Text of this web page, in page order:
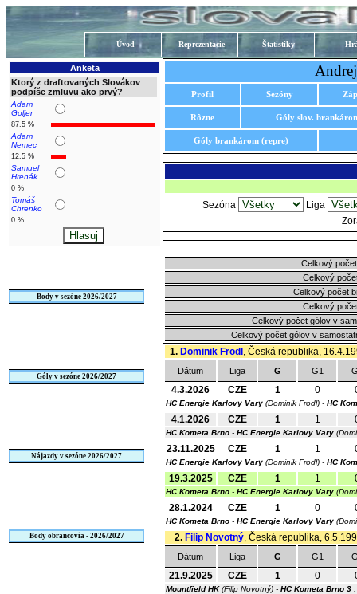
Úvod Reprezentácie Štatistiky
Anketa
Ktorý z draftovaných Slovákov
podpíše zmluvu ako prvý?
Adam
Goljer
87.5 %
Adam
Nemec
12.5 %
Samuel
Hrenák
0 %
Tomáš
Chrenko
0 %
Body v sezóne 2026/2027
Góly v sezóne 2026/2027
Nájazdy v sezóne 2026/2027
Body obrancovia - 2026/2027
Profil Sezóny
Rôzne Góly slov.
Góly brankárom (repre)
Sezóna
Liga
Celkový
Celkový
Celkový počet
Celkový
Celkový počet gólov v
Celkový počet gólov v
1. Dominik Frodl , Česká republika,
Dátum Liga G G1
4.3.2026 CZE 1 0
HC Energie Karlovy Vary (Dominik Frodl) - HC
4.1.2026 CZE 1 1
HC Kometa Brno - HC Energie Karlovy Vary
23.11.2025 CZE 1 1
HC Energie Karlovy Vary (Dominik Frodl) - HC
19.3.2025 CZE 1 1
HC Kometa Brno - HC Energie Karlovy Vary
28.1.2024 CZE 1 0
HC Kometa Brno - HC Energie Karlovy Vary
2. Filip Novotný, Česká republika,
Dátum Liga G G1
21.9.2025 CZE 1 0
Mountfield HK(Filip Novotný) - HC Kometa Brno 3